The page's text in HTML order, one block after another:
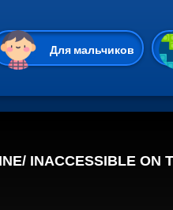
Для мальчиков
Казуальные